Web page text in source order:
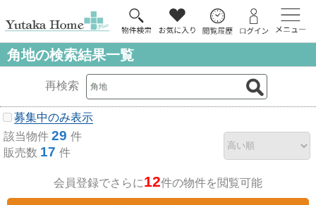
角地の検索結果一覧
再検索
募集中のみ表示
該当物件 29 件
販売数 17 件
会員登録でさらに12件の物件を閲覧可能